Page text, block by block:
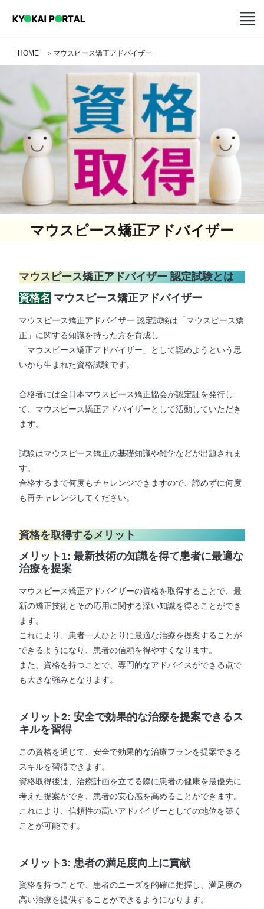
HOME ＞ マウスピース矯正アドバイザー
マウスピース矯正アドバイザー
マウスピース矯正アドバイザー 認定試験とは
資格名 マウスピース矯正アドバイザー
マウスピース矯正アドバイザー 認定試験は「マウスピース矯
正」に関する知識を持った方を育成し
「マウスピース矯正アドバイザー」として認めようという思
いから生まれた資格試験です。
合格者には全日本マウスピース矯正協会が認定証を発行し
て、マウスピース矯正アドバイザーとして活動していただき
ます。
試験はマウスピース矯正の基礎知識や雑学などが出題されま
す。
合格するまで何度もチャレンジできますので、諦めずに何度
も再チャレンジしてください。
資格を取得するメリット
メリット1: 最新技術の知識を得て患者に最適な
治療を提案
マウスピース矯正アドバイザーの資格を取得することで、最
新の矯正技術とその応用に関する深い知識を得ることができ
ます。
これにより、患者一人ひとりに最適な治療を提案することが
できるようになり、患者の信頼を得やすくなります。
また、資格を持つことで、専門的なアドバイスができる点で
も大きな強みとなります。
メリット2: 安全で効果的な治療を提案できるス
キルを習得
この資格を通じて、安全で効果的な治療プランを提案できる
スキルを習得できます。
資格取得後は、治療計画を立てる際に患者の健康を最優先に
考えた提案ができ、患者の安心感を高めることができます。
これにより、信頼性の高いアドバイザーとしての地位を築く
ことが可能です。
メリット3: 患者の満足度向上に貢献
資格を持つことで、患者のニーズを的確に把握し、満足度の
高い治療を提供することができるようになります。